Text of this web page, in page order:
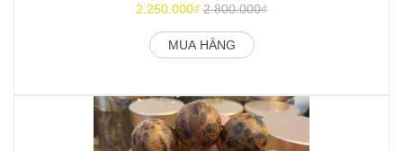
2.250.000₫ 2.800.000₫
MUA HÀNG